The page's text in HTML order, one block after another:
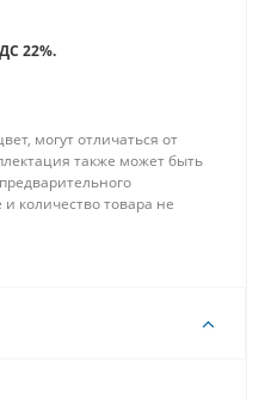
баз данных,
подходит для
с
поддерживают
приложения с 512
22%.
могут отличаться от
также может быть
количество товара не